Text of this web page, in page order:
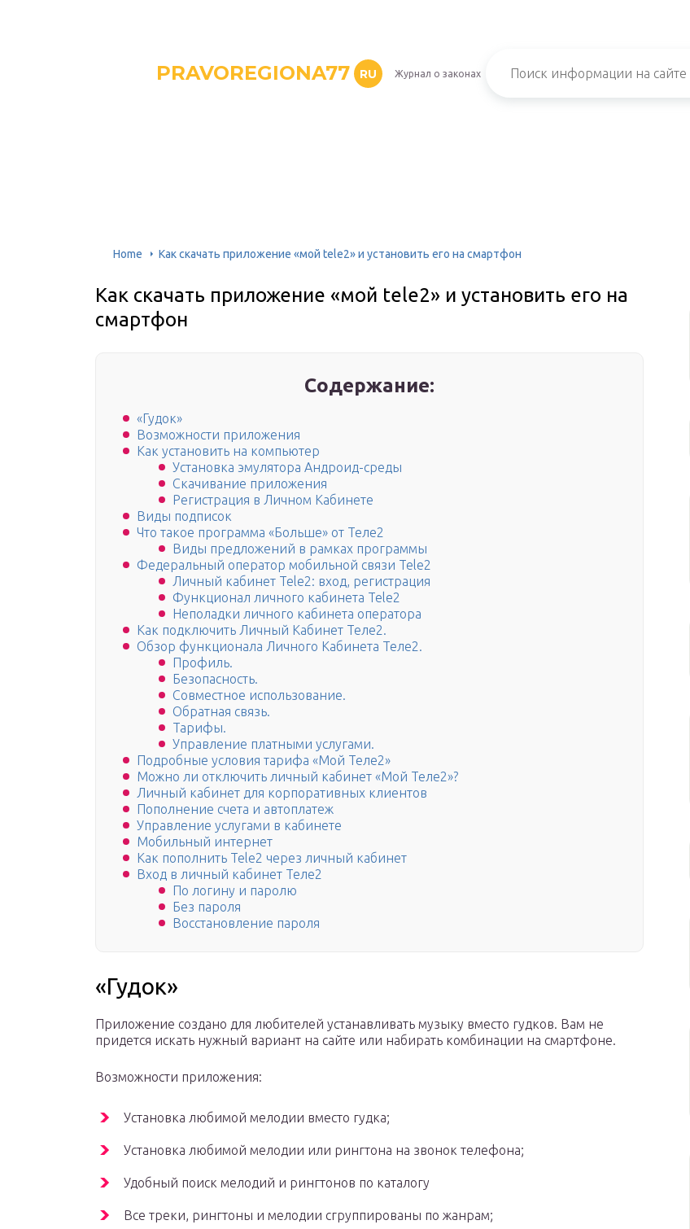
PRAVOREGIONA77 RU Журнал о законах
Home Как скачать приложение «мой tele2» и установить его на смартфон
Как скачать приложение «мой tele2» и установить его на
смартфон
Содержание:
«Гудок»
Возможности приложения
Как установить на компьютер
Установка эмулятора Андроид-среды
Скачивание приложения
Регистрация в Личном Кабинете
Виды подписок
Что такое программа «Больше» от Теле2
Виды предложений в рамках программы
Федеральный оператор мобильной связи Tele2
Личный кабинет Tele2: вход, регистрация
Функционал личного кабинета Tele2
Неполадки личного кабинета оператора
Как подключить Личный Кабинет Теле2.
Обзор функционала Личного Кабинета Теле2.
Профиль.
Безопасность.
Совместное использование.
Обратная связь.
Тарифы.
Управление платными услугами.
Подробные условия тарифа «Мой Теле2»
Можно ли отключить личный кабинет «Мой Теле2»?
Личный кабинет для корпоративных клиентов
Пополнение счета и автоплатеж
Управление услугами в кабинете
Мобильный интернет
Как пополнить Tele2 через личный кабинет
Вход в личный кабинет Теле2
По логину и паролю
Без пароля
Восстановление пароля
«Гудок»
Приложение создано для любителей устанавливать музыку вместо гудков. Вам не
придется искать нужный вариант на сайте или набирать комбинации на смартфоне.
Возможности приложения:
Установка любимой мелодии вместо гудка;
Установка любимой мелодии или рингтона на звонок телефона;
Удобный поиск мелодий и рингтонов по каталогу
Все треки, рингтоны и мелодии сгруппированы по жанрам;